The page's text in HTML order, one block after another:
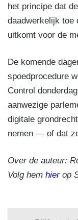
het principe dat
daadwerkelijk
uitkomt voor de
De komende
spoedprocedure
Control
aanwezige
digitale
nemen — of dat
Over de auteur:
Volg hem hierop